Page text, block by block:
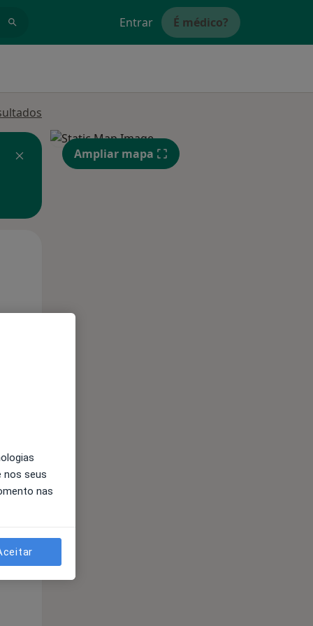
Entrar É médico?
Ampliar mapa
nos seus
nas